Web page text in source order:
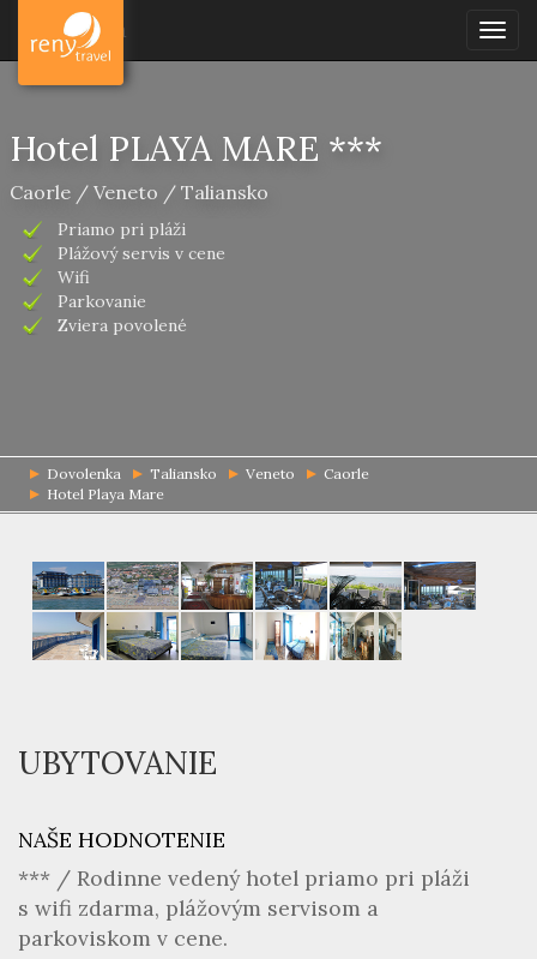
Hotel PLAYA MARE ***
Caorle / Veneto / Taliansko
Priamo pri pláži
Plážový servis v cene
Wifi
Parkovanie
Zviera povolené
Dovolenka Taliansko Veneto
Caorle
Hotel Playa Mare
UBYTOVANIE
NAŠE HODNOTENIE
*** / Rodinne vedený hotel priamo pri pláži
s wifi zdarma, plážovým servisom a
parkoviskom v cene.
Dovolenka